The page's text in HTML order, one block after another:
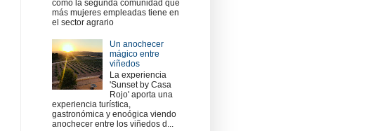
como la segunda comunidad que
más mujeres empleadas tiene en
el sector agrario
Un anochecer
mágico entre
viñedos
La experiencia
'Sunset by Casa
Rojo' aporta una
experiencia turística,
gastronómica y enoógica viendo
anochecer entre los viñedos d...